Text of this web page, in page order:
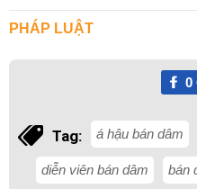
PHÁP LUẬT
0
Tag: á hậu bán dâm
diễn viên bán dâm bán